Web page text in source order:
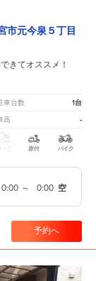
市元今泉５丁目
きてオススメ！
車台数 1台
高 -
ック 原付 バイク
0:00 ～ 0:00 空
予約へ